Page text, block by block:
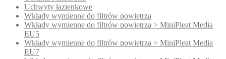
Uchwyty łazienkowe
Wkłady wymienne do filtrów powietrza
Wkłady wymienne do filtrów powietrza > MiniPleat Media
EU5
Wkłady wymienne do filtrów powietrza > MiniPleat Media
EU7